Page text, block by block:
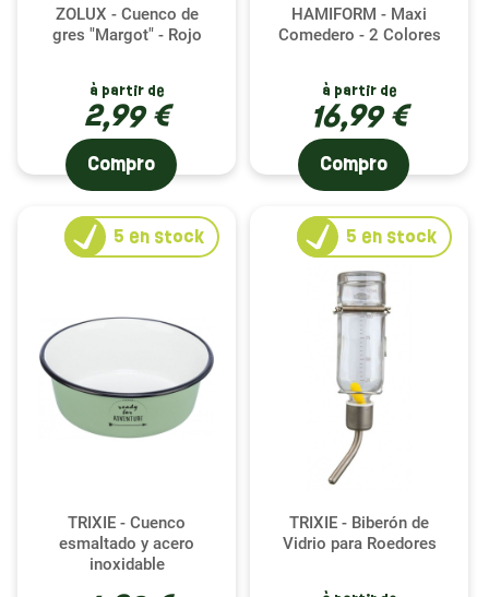
ZOLUX - Cuenco de
gres "Margot" - Rojo
à partir de
2,99 €
Compro
HAMIFORM - Maxi
Comedero - 2 Colores
à partir de
16,99 €
Compro
TRIXIE - Cuenco
esmaltado y acero
inoxidable
5 en stock
TRIXIE - Biberón de
Vidrio para Roedores
5 en stock